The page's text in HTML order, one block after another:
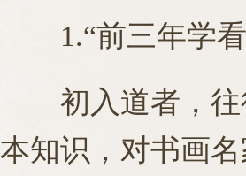
1.“前三年学看
初入道者，往
本知识，对书画